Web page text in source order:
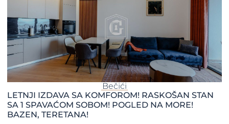
Bečići
LETNJI IZDAVA SA KOMFOROM! RASKOŠAN STAN
SA 1 SPAVAĆOM SOBOM! POGLED NA MORE!
BAZEN, TERETANA!